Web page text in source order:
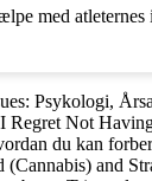
med
Psykologi,
Regret Not
du kan
(Cannabis) and